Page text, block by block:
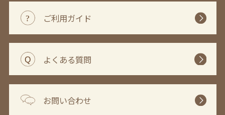
ご利用ガイド
よくある質問
お問い合わせ